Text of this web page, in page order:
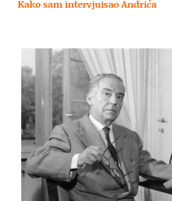
Kako sam intervjuisao Andrića